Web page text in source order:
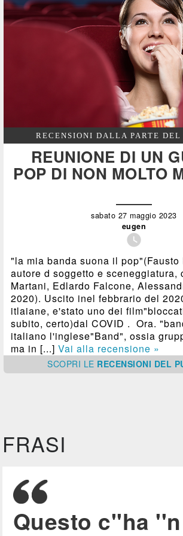
RECENSIONI DALLA PARTE
REUNIONE DI UN
POP DI NON MOLTO
sabato 27 maggio 2023
eugen

"la mia banda suona il
autore d soggetto e sceneggiatura,
Martani, Edlardo Falcone,
2020). Uscito inel febbrario del
itlaiane, e'stato uno dei
subito, certo)dal COVID . Ora.
italiano l'inglese"Band", ossia
ma in [...]Vai alla recensione »
SCOPRI LE RECENSIONI DEL
FRASI
Questo c''ha